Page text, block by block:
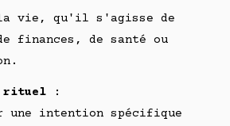
la vie, qu'il s'agisse de
finances, de santé ou
rituel :
une intention spécifique